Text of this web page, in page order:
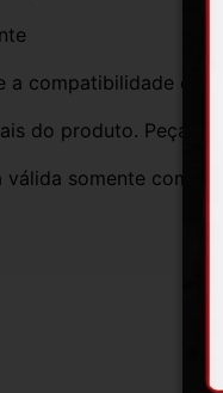
a compatibilidade com
do produto. Peça
válida somente com